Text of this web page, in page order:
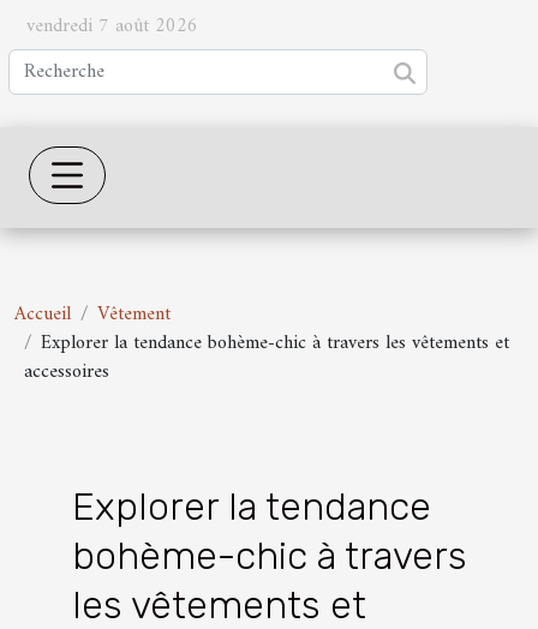
vendredi 7 août 2026
Accueil
Vêtement
Explorer la tendance bohème-chic à travers les vêtements et
accessoires
Explorer la tendance
bohème-chic à travers
les vêtements et